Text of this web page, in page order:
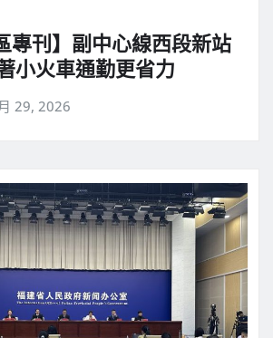
專刊】副中心線西段新站
小火車通勤更省力
29, 2026